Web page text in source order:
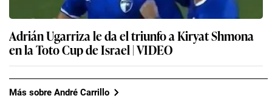
Adrián Ugarriza le da el triunfo a Kiryat Shmona
en la Toto Cup de Israel | VIDEO
Más sobre André Carrillo